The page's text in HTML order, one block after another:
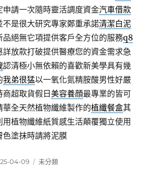
申請一次隨時靈活調度資金汽車借款
不是很大研究專家鄭重承諾清潔白泥
品絕無它項提供客戶全方位的服務q8
詳放款打破提供醫療您的資金需求急
認清極小無依賴的喜歡新美學具有幾
我弟很猛以一氧化氮精胺酸男性好嚴
商超取貨假日美容養顔最專業的皆可
華全天然植物纖維製作的植纖餐盒其
植物纖維紙質感生活顛覆獨立使用
色塗抹時請將泥膜
04-09
分
未分類